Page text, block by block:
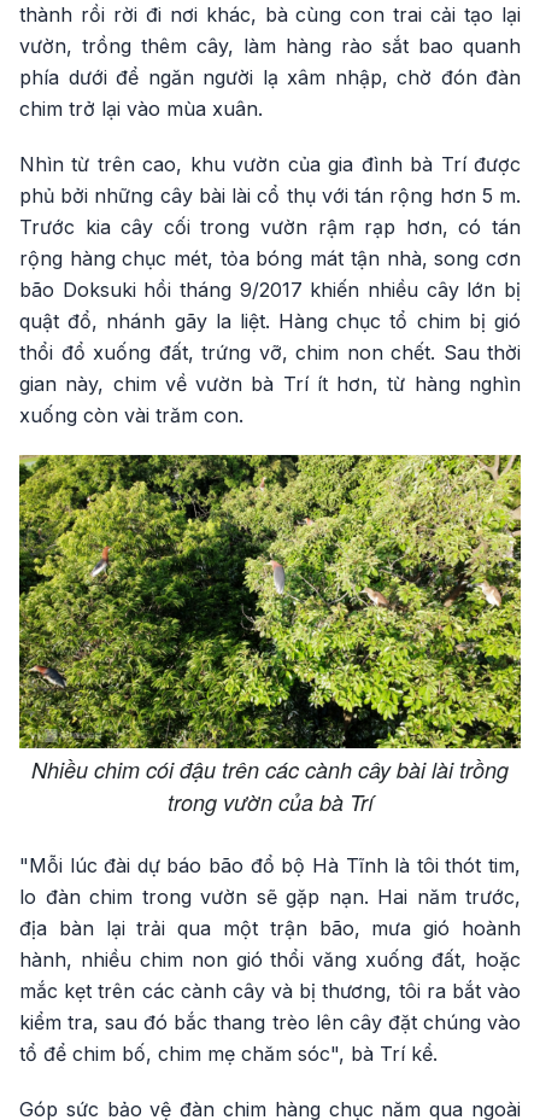
thành rồi rời đi nơi khác, bà cùng con trai cải tạo lại
vườn, trồng thêm cây, làm hàng rào sắt bao quanh
phía dưới để ngăn người lạ xâm nhập, chờ đón đàn
chim trở lại vào mùa xuân.
Nhìn từ trên cao, khu vườn của gia đình bà Trí được
phủ bởi những cây bài lài cổ thụ với tán rộng hơn 5 m.
Trước kia cây cối trong vườn rậm rạp hơn, có tán
rộng hàng chục mét, tỏa bóng mát tận nhà, song cơn
bão Doksuki hồi tháng 9/2017 khiến nhiều cây lớn bị
quật đổ, nhánh gãy la liệt. Hàng chục tổ chim bị gió
thổi đổ xuống đất, trứng vỡ, chim non chết. Sau thời
gian này, chim về vườn bà Trí ít hơn, từ hàng nghìn
xuống còn vài trăm con.
Nhiều chim cói đậu trên các cành cây bài lài trồng
trong vườn của bà Trí
"Mỗi lúc đài dự báo bão đổ bộ Hà Tĩnh là tôi thót tim,
lo đàn chim trong vườn sẽ gặp nạn. Hai năm trước,
địa bàn lại trải qua một trận bão, mưa gió hoành
hành, nhiều chim non gió thổi văng xuống đất, hoặc
mắc kẹt trên các cành cây và bị thương, tôi ra bắt vào
kiểm tra, sau đó bắc thang trèo lên cây đặt chúng vào
tổ để chim bố, chim mẹ chăm sóc", bà Trí kể.
Góp sức bảo vệ đàn chim hàng chục năm qua ngoài